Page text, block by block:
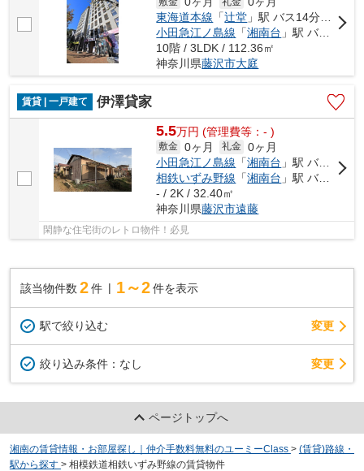
東海道本線 「辻堂 」駅 バス14分 「ライフタウン中央」 停歩1分
小田急江ノ島線 「湘南台 」駅 バス23分 「ライフタウン中央」 停歩1分
10階 / 3LDK / 112.36㎡
神奈川県藤沢市大庭
賃貸 | 一戸建て 伊澤貸家
5.5万円 (管理費等：- )
敷金 0ヶ月 礼金 0ヶ月
小田急江ノ島線 「湘南台 」駅 バス9分 「遠藤北原」 停歩2分
相鉄いずみ野線 「湘南台 」駅 バス9分 「遠藤北原」 停歩2分
- / 2K / 32.40㎡
神奈川県藤沢市遠藤
閑静な住宅街のレトロ物件！必見
該当物件数 2件 1～2 件を表示
駅で絞り込む 変更
絞り込み条件： なし 変更
ページトップへ
湘南の賃貸情報・お部屋探し｜仲介手数料無料のユーミーClass > (賃貸)路線・
駅から探す > 相模鉄道相鉄いずみ野線の賃貸物件